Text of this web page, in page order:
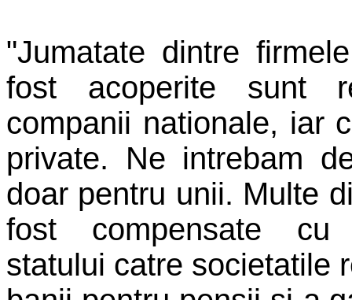
"Jumatate dintre
fost acoperite sunt
companii nationale, iar
private. Ne intrebam
doar pentru unii. Multe
fost compensate cu
statului catre societatile